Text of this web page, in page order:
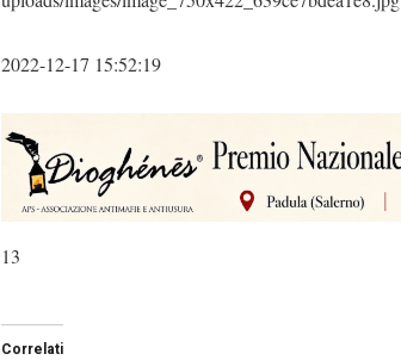
2022-12-17 15:52:19
13
Correlati